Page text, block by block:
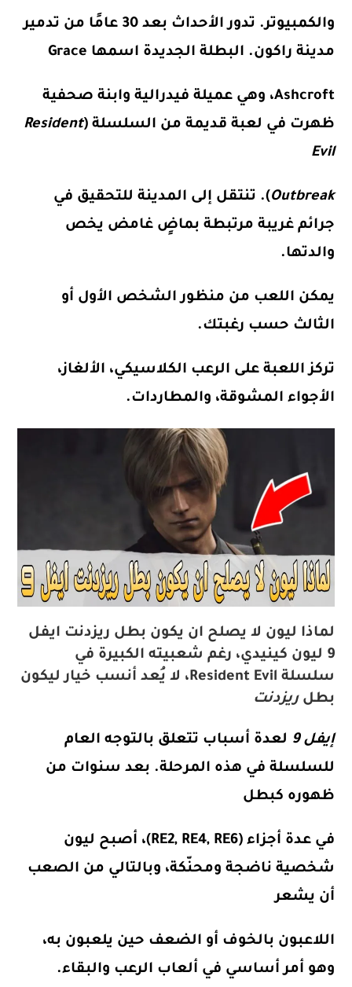
والكمبيوتر. تدور الأحداث بعد
30 عامًا من تدمير
مدينة راكون. البطلة الجديدة اسمها Grace
Ashcroft، وهي عميلة فيدرالية وابنة صحفية
ظهرت في لعبة قديمة من السلسلة (Resident
Evil
Outbreak). تنتقل إلى المدينة للتحقيق في
جرائم غريبة مرتبطة بماضٍ غامض يخص
والدتها.
يمكن اللعب من منظور الشخص الأول أو
الثالث حسب رغبتك.
تركز اللعبة على الرعب الكلاسيكي، الألغاز،
الأجواء المشوقة، والمطاردات.
لماذا ليون لا يصلح ان يكون بطل ريزدنت ايفل
9 ليون كينيدي، رغم شعبيته الكبيرة في
سلسلة Resident Evil، لا يُعد أنسب خيار ليكون
بطلريزدنت
إيفل 9
لعدة أسباب تتعلق بالتوجه العام
للسلسلة في هذه المرحلة. بعد سنوات من
ظهوره كبطل
في عدة أجزاء (RE2, RE4, RE6)، أصبح ليون
شخصية ناضجة ومحنّكة، وبالتالي من الصعب
أن يشعر
اللاعبون بالخوف أو الضعف حين يلعبون به،
وهو أمر أساسي في ألعاب الرعب والبقاء.